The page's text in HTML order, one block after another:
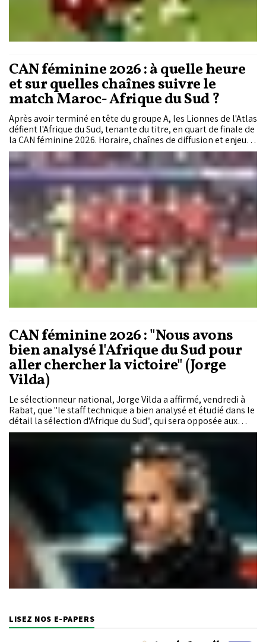
CAN féminine 2026 : à quelle heure
et sur quelles chaînes suivre le
match Maroc- Afrique du Sud ?
Après avoir terminé en tête du groupe A, les Lionnes de l'Atlas
défient l'Afrique du Sud, tenante du titre, en quart de finale de
la CAN féminine 2026. Horaire, chaînes de diffusion et enjeux
de cette affiche aux allures de revanche après la finale de
2022, voici tout ce qu'il faut savoir avant le coup d'envoi.
CAN féminine 2026 : "Nous avons
bien analysé l'Afrique du Sud pour
aller chercher la victoire" (Jorge
Vilda)
Le sélectionneur national, Jorge Vilda a affirmé, vendredi à
Rabat, que "le staff technique a bien analysé et étudié dans le
détail la sélection d'Afrique du Sud", qui sera opposée aux
Lionnes de l'Atlas samedi en quart de finale de la Coupe
d'Afrique des Nations féminine (Maroc 2026).
LISEZ NOS E-PAPERS